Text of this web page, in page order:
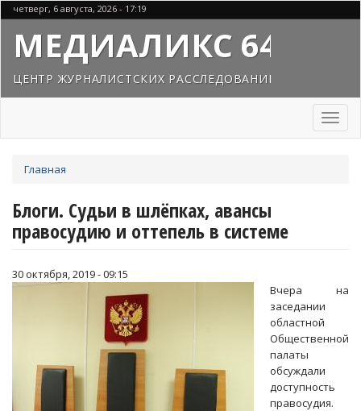
Перейти
к
основному
содержанию
четверг, 6 августа, 2026 - 17:19
МЕДИАЛИКС 64
ЦЕНТР ЖУРНАЛИСТСКИХ РАССЛЕДОВАНИЙ
Toggle
здесь
Главная
Блоги. Судьи в шлёпках, авансы
правосудию и оттепель в системе
30 октября, 2019 - 09:15
Вчера на
заседании
областной
Общественной
палаты
обсуждали
доступность
правосудия.